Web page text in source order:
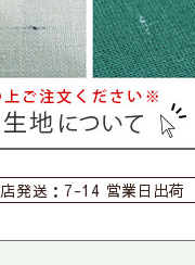
チクロス タペストリー
発送：7-14 営業日出荷